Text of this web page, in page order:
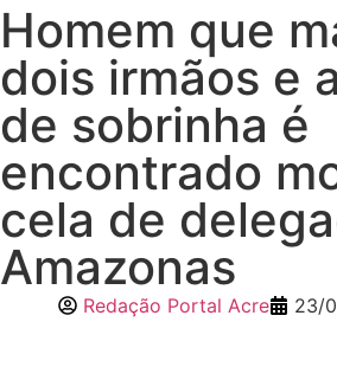
Homem que
dois irmãos e
de sobrinha é
encontrado
cela de
Amazonas
Redação Portal Acre 23/